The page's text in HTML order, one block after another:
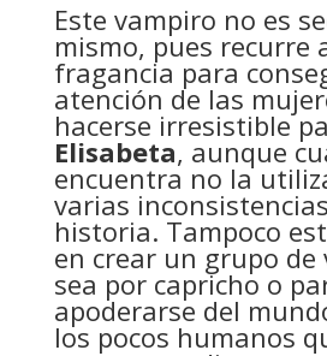
Este vampiro no es
mismo, pues recurre
fragancia para
atención de las
hacerse irresistible
Elisabeta, aunque
encuentra no la
varias
historia. Tampoco
en crear un grupo de
sea por capricho o
apoderarse del
los pocos humanos